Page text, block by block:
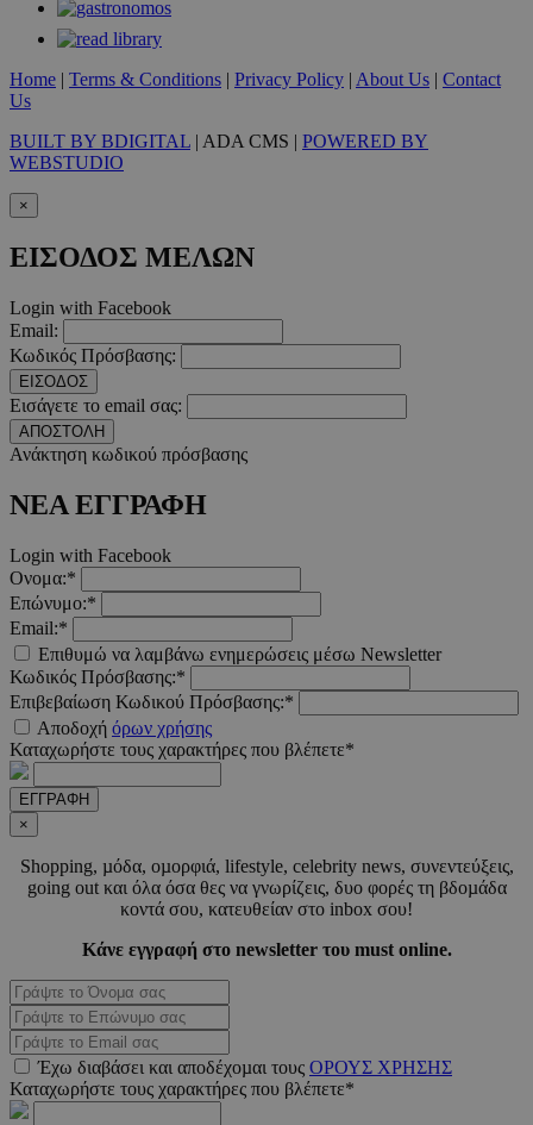
Home | Terms & Conditions | Privacy Policy | About Us | Contact
Us
BUILT BY BDIGITAL | ADA CMS | POWERED BY
WEBSTUDIO
×
ΕΙΣΟΔΟΣ ΜΕΛΩΝ
Login with Facebook
Email:
Κωδικός Πρόσβασης:
ΕΙΣΟΔΟΣ
Εισάγετε το email σας:
ΑΠΟΣΤΟΛΗ
Ανάκτηση κωδικού πρόσβασης
ΝΕΑ ΕΓΓΡΑΦΗ
Login with Facebook
Ονομα:*
Επώνυμο:*
Email:*
Επιθυμώ να λαμβάνω ενημερώσεις μέσω Newsletter
Κωδικός Πρόσβασης:*
Επιβεβαίωση Κωδικού Πρόσβασης:*
Αποδοχή όρων χρήσης
Καταχωρήστε τους χαρακτήρες που βλέπετε*
ΕΓΓΡΑΦΗ
×
Shopping, µόδα, οµορφιά, lifestyle, celebrity news, συνεντεύξεις,
going out και όλα όσα θες να γνωρίζεις, δυο φορές τη βδοµάδα
κοντά σου, κατευθείαν στο inbox σου!
Κάνε εγγραφή στο newsletter του must online.
Έχω διαβάσει και αποδέχοµαι τους ΟΡΟΥΣ ΧΡΗΣΗΣ
Καταχωρήστε τους χαρακτήρες που βλέπετε*
Μη ταξινομημένα
Τα απολύτως απαραίτητα cookies επιτρέπουν
βασικές λειτουργίες του ιστότοπου, όπως τη
σύνδεση χρήστη και τη διαχείριση λογαριασμού.
Ονοματεπώνυμο
PinToTopCookie
__cf_bm
LangCookie
Google
Privacy Policy